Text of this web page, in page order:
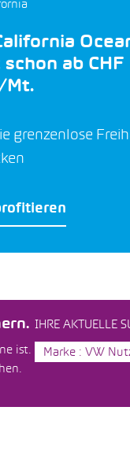
ist.
IHRE AKTUELLE
Marke : VW
ab CHF
Mt.
grenzenlose